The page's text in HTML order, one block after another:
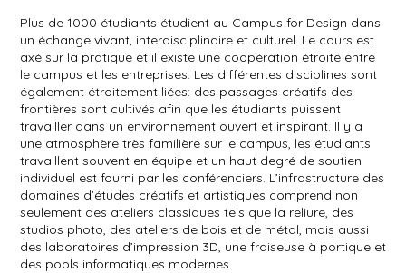
Plus de 1000 étudiants étudient au Campus for Design dans
un échange vivant, interdisciplinaire et culturel. Le cours est
axé sur la pratique et il existe une coopération étroite entre
le campus et les entreprises. Les différentes disciplines sont
également étroitement liées: des passages créatifs des
frontières sont cultivés afin que les étudiants puissent
travailler dans un environnement ouvert et inspirant. Il y a
une atmosphère très familière sur le campus, les étudiants
travaillent souvent en équipe et un haut degré de soutien
individuel est fourni par les conférenciers. L’infrastructure des
domaines d’études créatifs et artistiques comprend non
seulement des ateliers classiques tels que la reliure, des
studios photo, des ateliers de bois et de métal, mais aussi
des laboratoires d’impression 3D, une fraiseuse à portique et
des pools informatiques modernes.